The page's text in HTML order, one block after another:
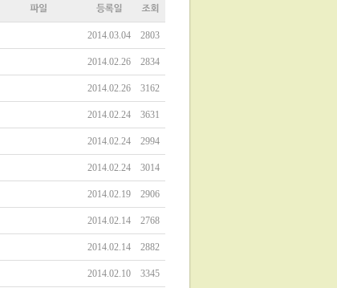
2014.03.04 2803
2014.02.26 2834
2014.02.26 3162
2014.02.24 3631
2014.02.24
2994
2014.02.24 3014
2014.02.19 2906
2014.02.14 2768
2014.02.14 2882
2014.02.10 3345